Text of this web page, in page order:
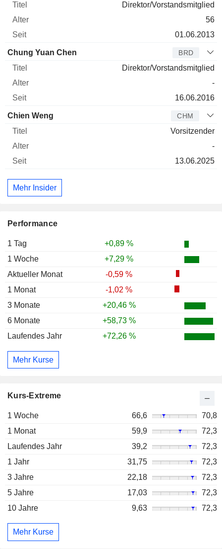
Performance
1 Tag
+0,89 %
1 Woche
+7,29 %
Aktueller Monat
-0,59 %
1 Monat
-1,02 %
3 Monate
+20,46 %
6 Monate
+58,73 %
Laufendes Jahr
+72,26 %
Mehr Kurse
Kurs-Extreme
1 Woche 66,6
70,8
1 Monat
59,9
72,3
Laufendes Jahr
39,2
72,3
1 Jahr
31,75
72,3
3 Jahre
22,18
72,3
5 Jahre
17,03
72,3
10 Jahre
9,63 72,3
Mehr Kurse
Direktor/Vorstandsmitglied
56
01.06.2013
Chung Yuan Chen BRD
Direktor/Vorstandsmitglied
-
16.06.2016
Chien Weng CHM
Vorsitzender
-
13.06.2025
Mehr Insider